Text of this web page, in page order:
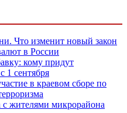
Что изменит новый закон
в России
кому придут
1 сентября
в краевом сборе по
с жителями микрорайона